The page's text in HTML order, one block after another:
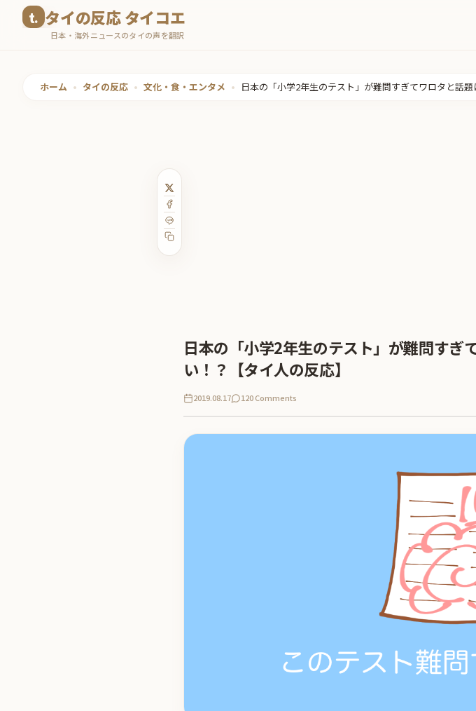
タイの反応 タイコエ
日本・海外ニュースのタイの声を翻訳
ホーム • タイの反応 • 文化・食・エンタメ • 日本の「小学2年生のテスト」が難問すぎてワロタと話
日本の「小学2年生のテスト」が難問す
い！？【タイ人の反応】
2019.08.17 120 Comments